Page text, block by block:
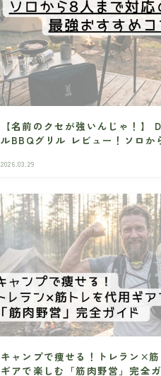
【名前のクセが強いんじゃ！】
ルBBQグリル レビュー！ソロか
2026.03.29
キャンプで痩せる！トレラン×筋
ギアで楽しむ「筋肉野営」完全